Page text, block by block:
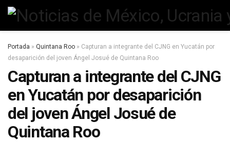
Portada » Quintana Roo » Capturan a integrante del CJNG en Yucatán por
desaparición del joven Ángel Josué de Quintana Roo
Capturan a integrante del CJNG
en Yucatán por desaparición
del joven Ángel Josué de
Quintana Roo